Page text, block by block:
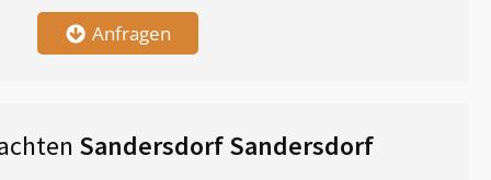
Anfragen
Sandersdorf Sandersdorf